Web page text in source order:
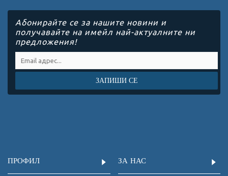
Абонирайте се за нашите новини и
получавайте на имейл най-актуалните ни
предложения!
ЗАПИШИ СЕ
ПРОФИЛ ЗА НАС